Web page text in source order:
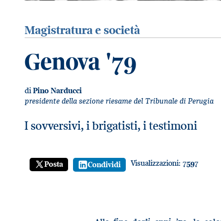
Magistratura e società
Genova '79
di Pino Narducci
presidente della sezione riesame del Tribunale di Perugia
I sovversivi, i brigatisti, i testimoni
Posta Condividi Visualizzazioni: 7597